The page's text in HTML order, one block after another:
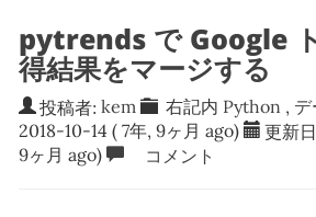
pytrends で Google
得結果をマージする
投稿者: kem 右記内 Python ,
2018-10-14 ( 7年, 9ヶ月 ago) 更新
9ヶ月 ago)
コメント